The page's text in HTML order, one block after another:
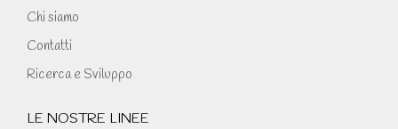
Chi siamo
Contatti
Ricerca e Sviluppo
LE NOSTRE LINEE